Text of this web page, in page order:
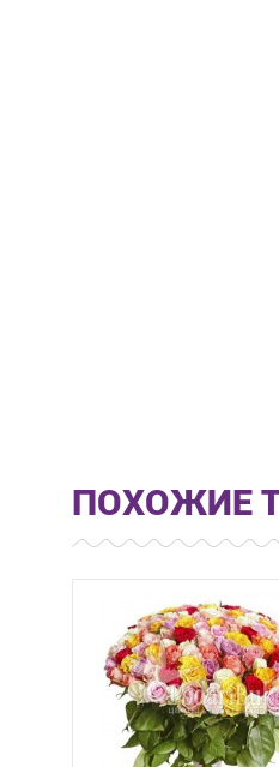
ПОХОЖИЕ